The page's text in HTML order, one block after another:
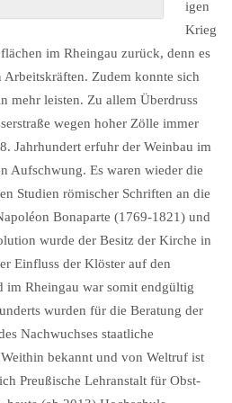
igen
Krieg
im Rheingau zurück, denn es
Arbeitskräften. Zudem konnte sich
mehr leisten. Zu allem Überdruss
wegen hoher Zölle immer
Jahrhundert erfuhr der Weinbau im
Aufschwung. Es waren wieder die
Studien römischer Schriften an die
Bonaparte (1769-1821) und
wurde der Besitz der Kirche in
Einfluss der Klöster auf den
im Rheingau war somit endgültig
wurden für die Beratung der
Nachwuchses staatliche
bekannt und von Weltruf ist
Preußische Lehranstalt für Obst-